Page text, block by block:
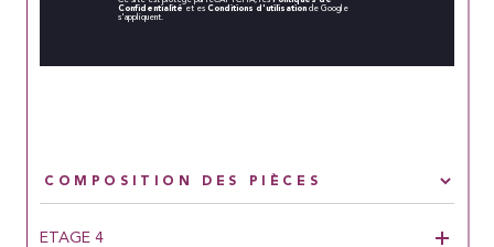
Confidentialité et esConditions d'utilisation de Google
s'appliquent.
ETAGE 4